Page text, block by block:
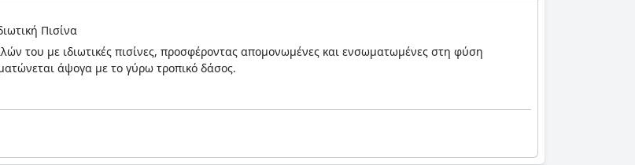
Πισίνα
του με ιδιωτικές πισίνες, προσφέροντας απομονωμένες και ενσωματωμένες στη φύση
άψογα με το γύρω τροπικό δάσος.